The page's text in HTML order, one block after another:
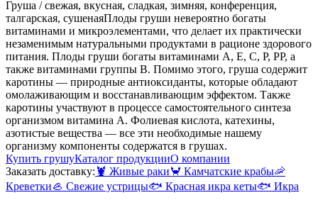
Груша / свежая, вкусная, сладкая, зимняя, конференция,
талгарская, сушенаяПлоды груши невероятно богаты
витаминами и микроэлементами, что делает их практически
незаменимым натуральными продуктами в рационе здорового
питания. Плоды груши богаты витаминами А, Е, С, Р, РР, а
также витаминами группы В. Помимо этого, груша содержит
каротины — природные антиоксиданты, которые обладают
омолаживающим и восстанавливающим эффектом. Также
каротины участвуют в процессе самостоятельного синтеза
организмом витамина А. Фолиевая кислота, катехины,
азотистые вещества — все эти необходимые нашему
организму компоненты содержатся в грушах.
Купить грушуКаталог продукцииО компании
Заказать доставку: 🦞 Живые раки🦀 Камчатские крабы🦐
Креветки🦪 Свежие устрицы🐟 Красная икра кеты🐟 Икра